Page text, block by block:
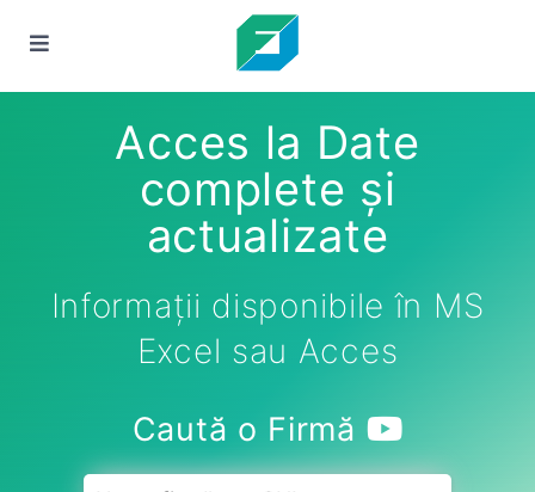
Acces la Date
complete și
actualizate
Informații disponibile în MS
Excel sau Acces
Caută o Firmă